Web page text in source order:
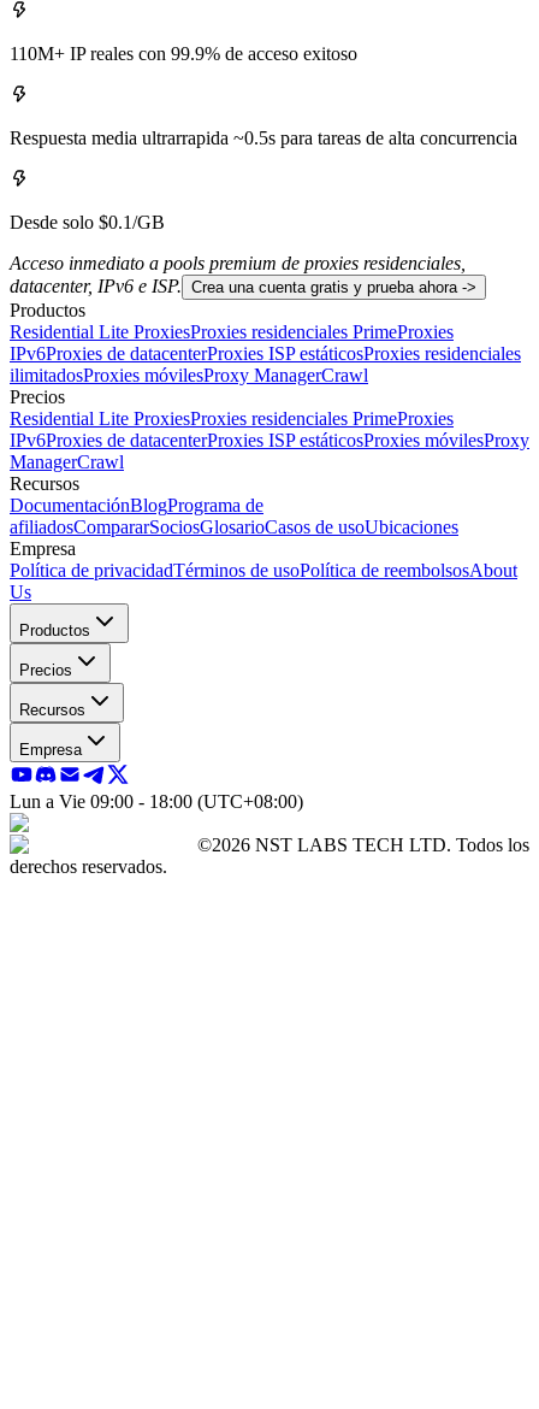
110M+ IP reales con 99.9% de acceso exitoso
Respuesta media ultrarrapida ~0.5s para tareas de alta concurrencia
Desde solo $0.1/GB
Acceso inmediato a pools premium de proxies residenciales,
datacenter, IPv6 e ISP. Crea una cuenta gratis y prueba ahora ->
Productos
Residential Lite ProxiesProxies residenciales PrimeProxies
IPv6Proxies de datacenterProxies ISP estáticosProxies residenciales
ilimitadosProxies móvilesProxy ManagerCrawl
Precios
Residential Lite ProxiesProxies residenciales PrimeProxies
IPv6Proxies de datacenterProxies ISP estáticosProxies móvilesProxy
ManagerCrawl
Recursos
DocumentaciónBlogPrograma de
afiliadosCompararSociosGlosarioCasos de usoUbicaciones
Empresa
Política de privacidadTérminos de usoPolítica de reembolsosAbout
Us
Productos
Precios
Recursos
Empresa
Lun a Vie 09:00 - 18:00 (UTC+08:00)
©2026 NST LABS TECH LTD. Todos los
derechos reservados.